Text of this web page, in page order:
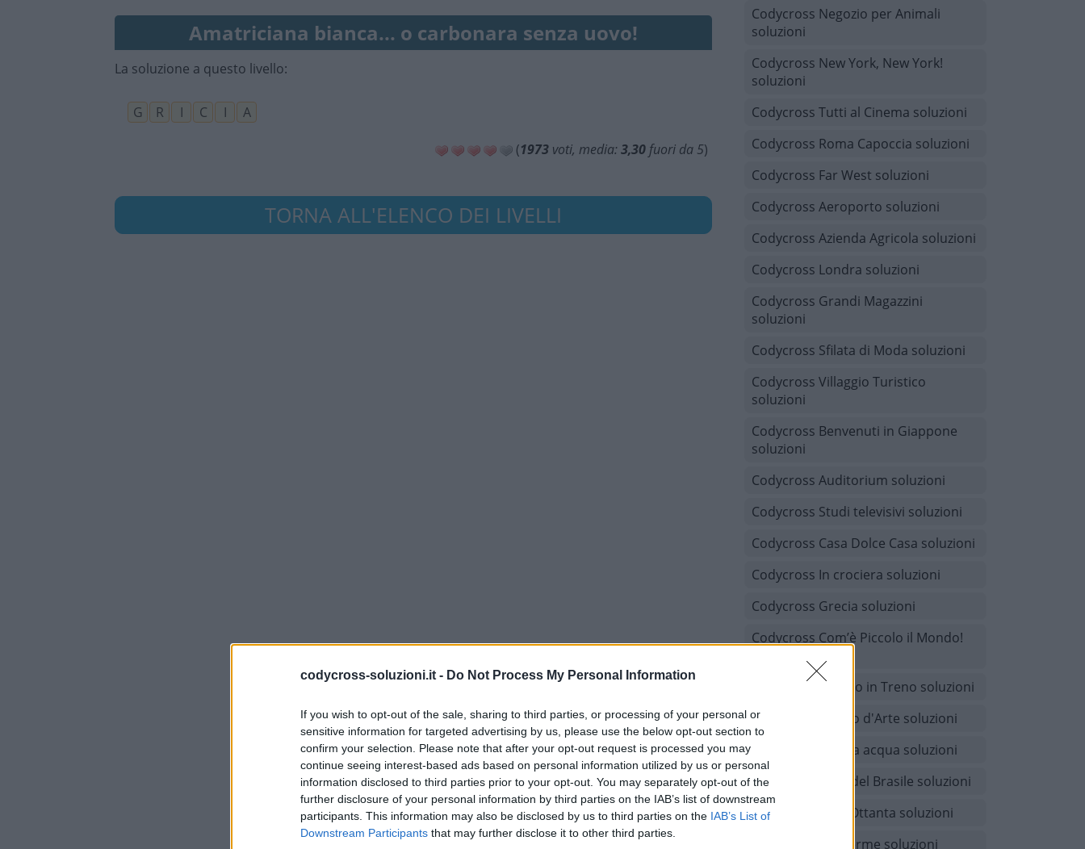
codycross-soluzioni.it - Do Not Process My Personal Information
If you wish to opt-out of the sale, sharing to third parties, or processing of your personal or
sensitive information for targeted advertising by us, please use the below opt-out section to
confirm your selection. Please note that after your opt-out request is processed you may
continue seeing interest-based ads based on personal information utilized by us or personal
information disclosed to third parties prior to your opt-out. You may separately opt-out of the
further disclosure of your personal information by third parties on the IAB’s list of downstream
participants. This information may also be disclosed by us to third parties on the IAB’s List of
Downstream Participants that may further disclose it to other third parties.
Amatriciana bianca... o carbonara senza uovo!
La soluzione a questo livello:
G R I C I A
(1973 voti, media: 3,30 fuori da 5)
TORNA ALL'ELENCO DEI LIVELLI
Codycross Negozio per Animali
soluzioni
Codycross New York, New York!
soluzioni
Codycross Tutti al Cinema soluzioni
Codycross Roma Capoccia soluzioni
Codycross Far West soluzioni
Codycross Aeroporto soluzioni
Codycross Azienda Agricola soluzioni
Codycross Londra soluzioni
Codycross Grandi Magazzini
soluzioni
Codycross Sfilata di Moda soluzioni
Codycross Villaggio Turistico
soluzioni
Codycross Benvenuti in Giappone
soluzioni
Codycross Auditorium soluzioni
Codycross Studi televisivi soluzioni
Codycross Casa Dolce Casa soluzioni
Codycross In crociera soluzioni
Codycross Grecia soluzioni
Codycross Com’è Piccolo il Mondo!
Codycross Viaggio in Treno soluzioni
Codycross Museo d'Arte soluzioni
Codycross A tutta acqua soluzioni
Codycross Tour del Brasile soluzioni
Codycross Anni Ottanta soluzioni
Codycross Alle terme soluzioni